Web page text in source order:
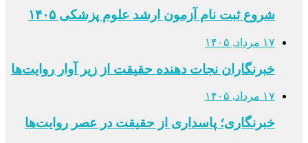
شروع ثبت نام آزمون ارشد علوم پزشکی ۱۴۰۵
۱۷ مرداد, ۱۴۰۵
خبرنگاران نجات دهنده حقیقت از زیر آوار روایت‌ها
۱۷ مرداد, ۱۴۰۵
خبرنگاری؛ پاسداری از حقیقت در عصر روایت‌ها